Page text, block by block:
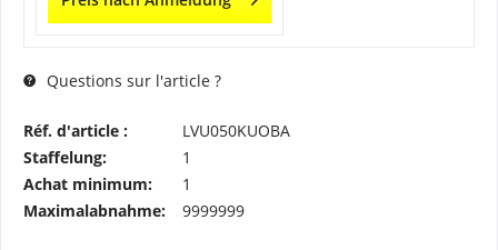
Questions sur l'article ?
Réf. d'article :
LVU050KUOBA
Staffelung:
1
Achat minimum:
1
Maximalabnahme:
9999999